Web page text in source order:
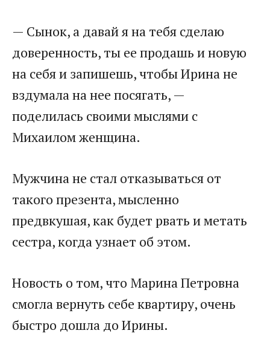
— Сынок, а давай я на тебя сделаю
доверенность, ты ее продашь и новую
на себя и запишешь, чтобы Ирина не
вздумала на нее посягать, —
поделилась своими мыслями с
Михаилом женщина.
Мужчина не стал отказываться от
такого презента, мысленно
предвкушая, как будет рвать и метать
сестра, когда узнает об этом.
Новость о том, что Марина Петровна
смогла вернуть себе квартиру, очень
быстро дошла до Ирины.